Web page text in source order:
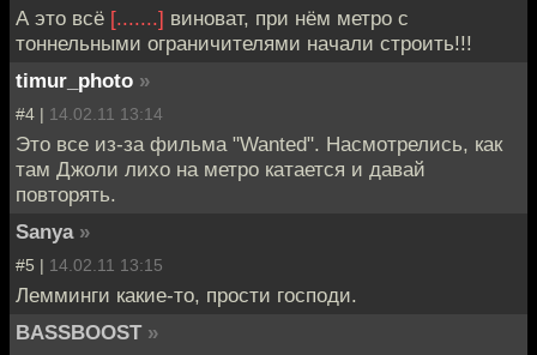
А это всё [.......] виноват, при нём метро с
тоннельными ограничителями начали строить!!!
timur_photo »
#4 | 14.02.11 13:14
Это все из-за фильма "Wanted". Насмотрелись, как
там Джоли лихо на метро катается и давай
повторять.
Sanya »
#5 | 14.02.11 13:15
Лемминги какие-то, прости господи.
BASSBOOST »